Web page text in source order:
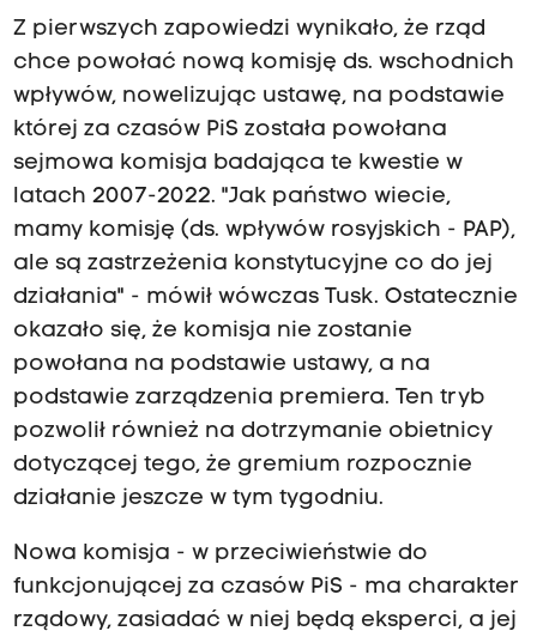
Z pierwszych zapowiedzi wynikało, że rząd
chce powołać nową komisję ds. wschodnich
wpływów, nowelizując ustawę, na podstawie
której za czasów PiS została powołana
sejmowa komisja badająca te kwestie w
latach 2007-2022. "Jak państwo wiecie,
mamy komisję (ds. wpływów rosyjskich - PAP),
ale są zastrzeżenia konstytucyjne co do jej
działania" - mówił wówczas Tusk. Ostatecznie
okazało się, że komisja nie zostanie
powołana na podstawie ustawy, a na
podstawie zarządzenia premiera. Ten tryb
pozwolił również na dotrzymanie obietnicy
dotyczącej tego, że gremium rozpocznie
działanie jeszcze w tym tygodniu.
Nowa komisja - w przeciwieństwie do
funkcjonującej za czasów PiS - ma charakter
rządowy, zasiadać w niej będą eksperci, a jej